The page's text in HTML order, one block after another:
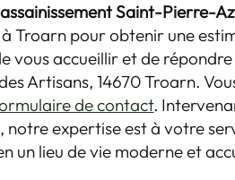
Saint-Pierre-
à Troarn pour obtenir une
vous accueillir et de
Artisans, 14670 Troarn.
de contact.
notre expertise est à votre
un lieu de vie moderne et